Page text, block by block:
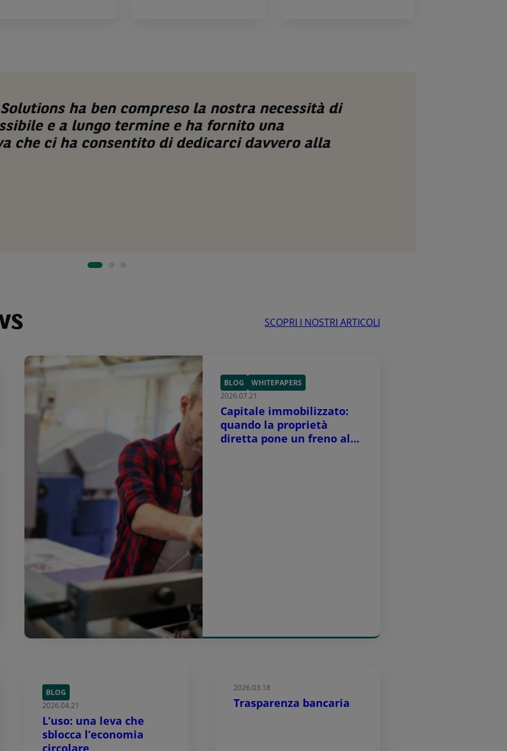
Solutions ha ben compreso la nostra necessità di
e a lungo termine e ha fornito una
che ci ha consentito di dedicarci davvero alla
SCOPRI I NOSTRI ARTICOLI
BLOG
WHITEPAPERS
2026.07.21
Capitale immobilizzato:
quando la proprietà
diretta pone un freno alla
BLOG
2026.04.21
L’uso: una leva che
sblocca l’economia
circolare
2026.03.18
Trasparenza bancaria